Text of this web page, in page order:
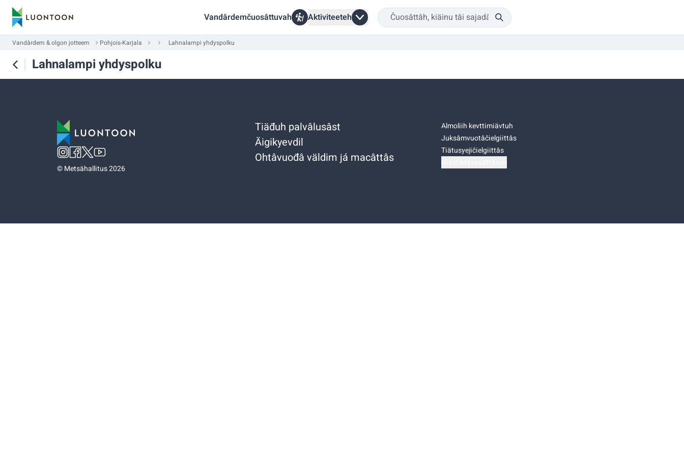
Vandârdemčuosâttuvah Aktiviteeteh
Vandârdem & olgon jotteem Pohjois-Karjala Lahnalampi yhdyspolku
Lahnalampi yhdyspolku
©Metsähallitus 2026
Tiäđuh palvâlusâst
Äigikyevdil
Ohtâvuođâ väldim já macâttâs
Almoliih kevttimiävtuh
Juksâmvuotâčielgiittâs
Tiätusyejičielgiittâs